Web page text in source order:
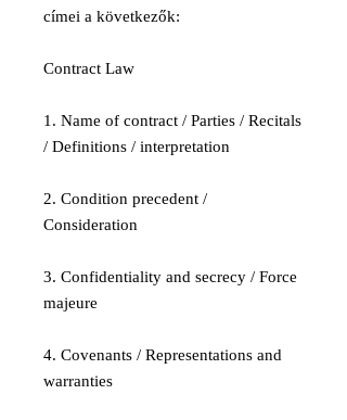
címei a következők:
Contract Law
1. Name of contract / Parties / Recitals
/ Definitions / interpretation
2. Condition precedent /
Consideration
3. Confidentiality and secrecy / Force
majeure
4. Covenants / Representations and
warranties